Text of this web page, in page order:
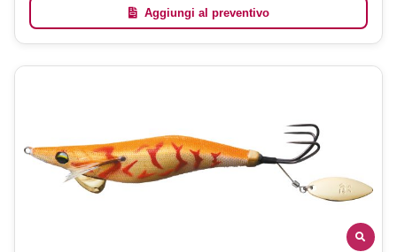
Aggiungi al preventivo